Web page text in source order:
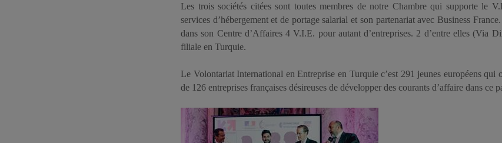
Les trois sociétés citées sont toutes membres de notre Chambre qui supporte le
services d’hébergement et de portage salarial et son partenariat avec Business
dans son Centre d’Affaires 4 V.I.E. pour autant d’entreprises. 2 d’entre elles (Via
filiale en Turquie.
Le Volontariat International en Entreprise en Turquie c’est 291 jeunes européens qui
de 126 entreprises françaises désireuses de développer des courants d’affaire dans ce